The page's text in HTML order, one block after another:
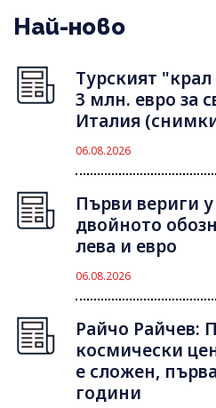
Най-ново
Турският
3 млн. евро за
Италия
06.08.2026
Първи вериги
двойното
лева и евро
06.08.2026
Райчо Райчев:
космически
е сложен,
години